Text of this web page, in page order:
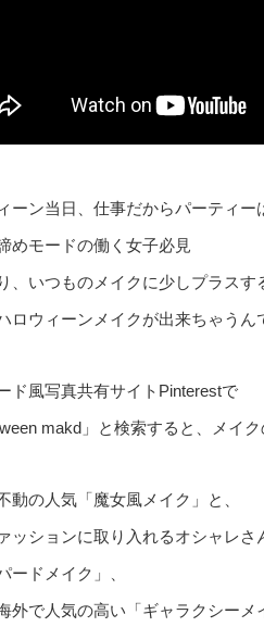
ーン当日、仕事だからパーティ
めモードの働く女子必見
、いつものメイクに少しプラスす
ロウィーンメイクが出来ちゃうん
ド風写真共有サイトPinterestで
makd」と検索すると、メイ
動の人気「魔女風メイク」と、
ッションに取り入れるオシャレさ
ードメイク」、
外で人気の高い「ギャラクシーメ